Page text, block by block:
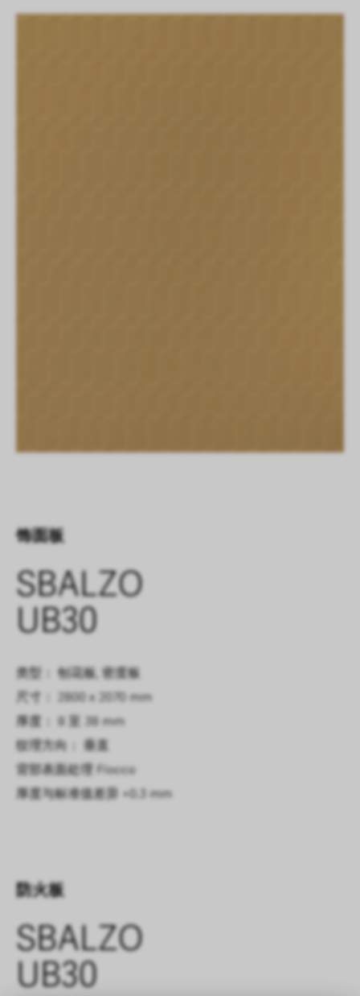
饰面板
SBALZO
UB30
类型： 刨花板, 密度板
尺寸： 2800 x 2070 mm
厚度： 8 至 38 mm
纹理方向： 垂直
背部表面处理
Fiocco
厚度与标准值差异
+0.3 mm
防火板
SBALZO
UB30